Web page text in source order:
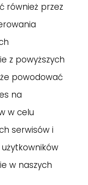
również przez
z powyższych
powodować
na
w celu
serwisów i
w naszych